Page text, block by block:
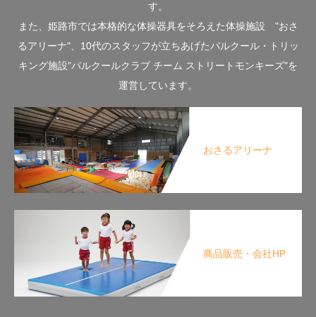
す。
また、姫路市では本格的な体操器具をそろえた体操施設 "おさ
るアリーナ"、10代のスタッフが立ちあげたパルクール・トリッ
キング施設"パルクールクラブ チーム ストリートモンキーズ"を
運営しています。
おさるアリーナ
商品販売・会社HP